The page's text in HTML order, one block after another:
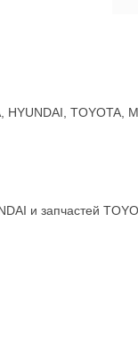
TOYOTA,
и запчастей